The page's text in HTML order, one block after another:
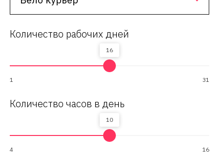
Количество рабочих дней
16
1 31
Количество часов в день
10
4 16